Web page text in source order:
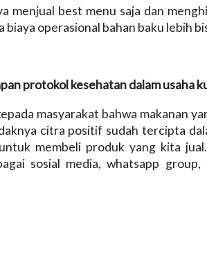
menjual best menu saja dan
operasional bahan baku lebih
protokol kesehatan dalam usaha
masyarakat bahwa makanan
citra positif sudah tercipta
membeli produk yang kita
sosial media, whatsapp group,